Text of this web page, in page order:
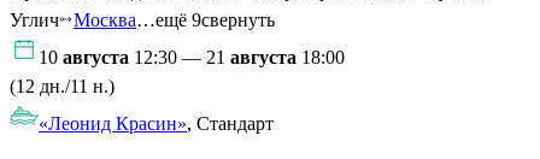
Углич
Москва…ещё 9свернуть
10 августа 12:30 — 21 августа 18:00
(12 дн./11 н.)
«Леонид Красин», Стандарт